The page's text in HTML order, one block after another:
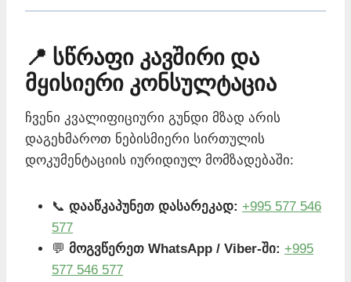
📍 სწრაფი კავშირი და
მყისიერი კონსულტაცია
ჩვენი კვალიფიციური გუნდი მზად არის
დაგეხმაროთ ნებისმიერი სირთულის
დოკუმენტაციის იურიდიულ მომზადებაში:
📞 დააწკაპუნეთ დასარეკად: +995 577 546
577
💬 მოგვწერეთ WhatsApp / Viber-ში: +995
577 546 577